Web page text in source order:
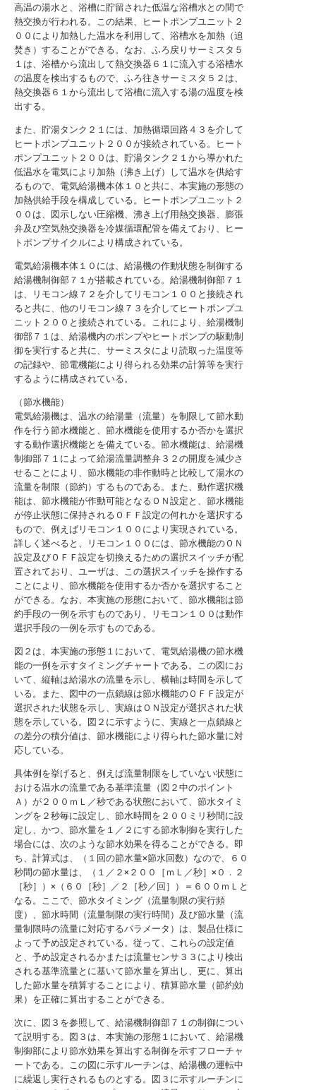
高温の湯水と、浴槽に貯留された低温な浴槽水との間で
熱交換が行われる。この結果、ヒートポンプユニット２
００により加熱した温水を利用して、浴槽水を加熱（追
焚き）することができる。なお、ふろ戻りサーミスタ５
１は、浴槽から流出して熱交換器６１に流入する浴槽水
の温度を検出するもので、ふろ往きサーミスタ５２は、
熱交換器６１から流出して浴槽に流入する湯の温度を検
出する。
また、貯湯タンク２１には、加熱循環回路４３を介して
ヒートポンプユニット２００が接続されている。ヒート
ポンプユニット２００は、貯湯タンク２１から導かれた
低温水を電気により加熱（沸き上げ）して温水を供給す
るもので、電気給湯機本体１０と共に、本実施の形態の
加熱供給手段を構成している。ヒートポンプユニット２
００は、図示しない圧縮機、沸き上げ用熱交換器、膨張
弁及び空気熱交換器を冷媒循環配管を備えており、ヒー
トポンプサイクルにより構成されている。
電気給湯機本体１０には、給湯機の作動状態を制御する
給湯機制御部７１が搭載されている。給湯機制御部７１
は、リモコン線７２を介してリモコン１００と接続され
ると共に、他のリモコン線７３を介してヒートポンプユ
ニット２００と接続されている。これにより、給湯機制
御部７１は、給湯機内のポンプやヒートポンプの駆動制
御を実行すると共に、サーミスタにより読取った温度等
の記録や、節電機能により得られる効果の計算等を実行
するように構成されている。
（節水機能）
電気給湯機は、温水の給湯量（流量）を制限して節水動
作を行う節水機能と、節水機能を使用するか否かを選択
する動作選択機能とを備えている。節水機能は、給湯機
制御部７１によって給湯流量調整弁３２の開度を減少さ
せることにより、節水機能の非作動時と比較して湯水の
流量を制限（節約）するものである。また、動作選択機
能は、節水機能が作動可能となるＯＮ設定と、節水機能
が停止状態に保持されるＯＦＦ設定の何れかを選択する
もので、例えばリモコン１００により実現されている。
詳しく述べると、リモコン１００には、節水機能のＯＮ
設定及びＯＦＦ設定を切換えるための選択スイッチが配
置されており、ユーザは、この選択スイッチを操作する
ことにより、節水機能を使用するか否かを選択すること
ができる。なお、本実施の形態において、節水機能は節
約手段の一例を示すものであり、リモコン１００は動作
選択手段の一例を示すものである。
図２は、本実施の形態１において、電気給湯機の節水機
能の一例を示すタイミングチャートである。この図にお
いて、縦軸は給湯水の流量を示し、横軸は時間を示して
いる。また、図中の一点鎖線は節水機能のＯＦＦ設定が
選択された状態を示し、実線はＯＮ設定が選択された状
態を示している。図２に示すように、実線と一点鎖線と
の差分の積分値は、節水機能により得られた節水量に対
応している。
具体例を挙げると、例えば流量制限をしていない状態に
おける温水の流量である基準流量（図２中のポイント
Ａ）が２００ｍＬ／秒である状態において、節水タイミ
ングを２秒毎に設定し、節水時間を２００ミリ秒間に設
定し、かつ、節水量を１／２にする節水制御を実行した
場合には、次のような節水効果を得ることができる。即
ち、計算式は、（１回の節水量×節水回数）なので、６０
秒間の節水量は、（１／２×２００［ｍＬ／秒］×０．２
［秒］）×（６０［秒］／２［秒／回］）＝６００ｍＬと
なる。ここで、節水タイミング（流量制限の実行頻
度）、節水時間（流量制限の実行時間）及び節水量（流
量制限時の流量に対応するパラメータ）は、製品仕様に
よって予め設定されている。従って、これらの設定値
と、予め設定されるかまたは流量センサ３３により検出
される基準流量とに基いて節水量を算出し、更に、算出
した節水量を積算することにより、積算節水量（節約効
果）を正確に算出することができる。
次に、図３を参照して、給湯機制御部７１の制御につい
て説明する。図３は、本実施の形態１において、給湯機
制御部により節水効果を算出する制御を示すフローチャ
ートである。この図に示すルーチンは、給湯機の運転中
に繰返し実行されるものとする。図３に示すルーチンに